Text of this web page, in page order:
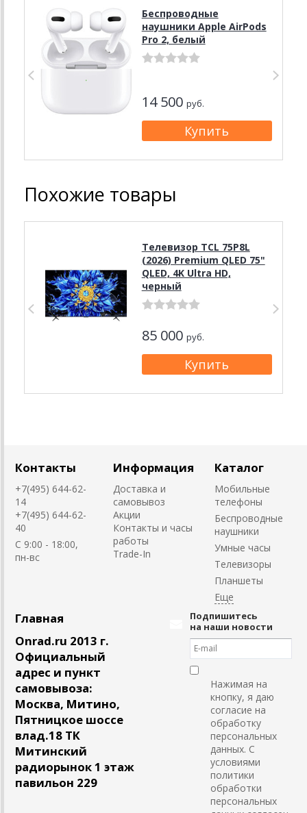
Беспроводные
наушники Apple AirPods
Pro 2, белый
14 500 руб.
Похожие товары
Телевизор TCL 75P8L
(2026) Premium QLED 75"
QLED, 4K Ultra HD,
черный
85 000 руб.
Контакты
+7(495) 644-62-
14
+7(495) 644-62-
40
C 9:00 - 18:00,
пн-вс
Информация
Доставка и
самовывоз
Акции
Контакты и часы
работы
Trade-In
Каталог
Мобильные
телефоны
Беспроводные
наушники
Умные часы
Телевизоры
Планшеты
Главная
Onrad.ru 2013 г.
Официальный
адрес и пункт
самовывоза:
Москва, Митино,
Пятницкое шоссе
влад.18 ТК
Митинский
радиорынок 1 этаж
павильон 229
Подпишитесь
на наши новости
Нажимая на
кнопку, я даю
согласие на
обработку
персональных
данных. С
условиями
политики
обработки
персональных